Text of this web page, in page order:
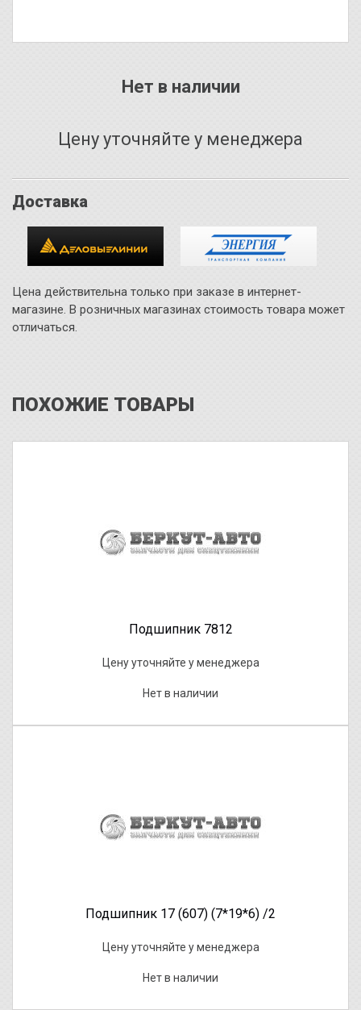
Нет в наличии
Цену уточняйте у менеджера
Доставка
Цена действительна только при заказе в интернет-
магазине. В розничных магазинах стоимость товара может
отличаться.
ПОХОЖИЕ ТОВАРЫ
Подшипник 7812
Цену уточняйте у менеджера
Нет в наличии
Подшипник 17 (607) (7*19*6) /2
Цену уточняйте у менеджера
Нет в наличии